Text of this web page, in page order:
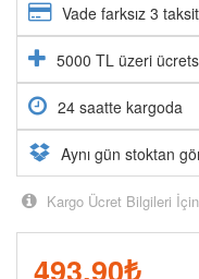
Vade farksız 3
5000 TL üzeri
24 saatte kargoda
Aynı gün stoktan
Kargo Ücret Bilgileri İçin